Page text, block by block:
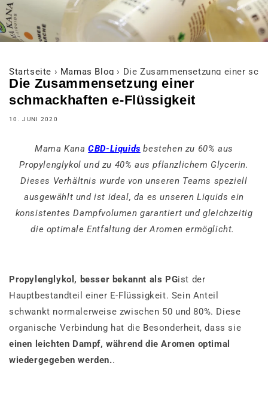
Startseite › Mamas Blog › Die Zusammensetzung einer
Die Zusammensetzung einer
schmackhaften e-Flüssigkeit
10. JUNI 2020
Mama KanaCBD-Liquids bestehen zu 60% aus
Propylenglykol und zu 40% aus pflanzlichem Glycerin.
Dieses Verhältnis wurde von unseren Teams speziell
ausgewählt und ist ideal, da es unseren Liquids ein
konsistentes Dampfvolumen garantiert und gleichzeitig
die optimale Entfaltung der Aromen ermöglicht.
Propylenglykol, besser bekannt als PGist der
Hauptbestandteil einer E-Flüssigkeit. Sein Anteil
schwankt normalerweise zwischen 50 und 80%. Diese
organische Verbindung hat die Besonderheit, dass sie
einen leichten Dampf, während die Aromen optimal
wiedergegeben werden..